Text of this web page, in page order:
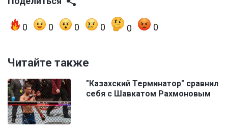
0 0 0 0 0 0
Читайте также
"Казахский Терминатор" сравнил
себя с Шавкатом Рахмоновым